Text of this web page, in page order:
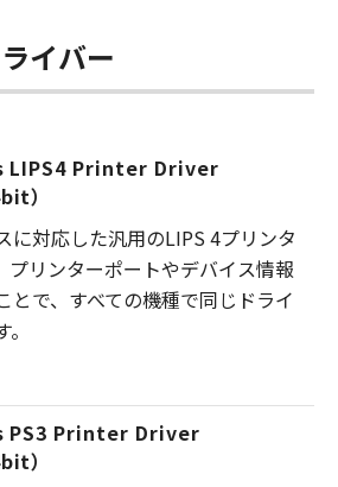
イバー
LIPS4 Printer Driver
）
に対応した汎用のLIPS 4プリンタ
プリンターポートやデバイス情報
とで、すべての機種で同じドライ
PS3 Printer Driver
）